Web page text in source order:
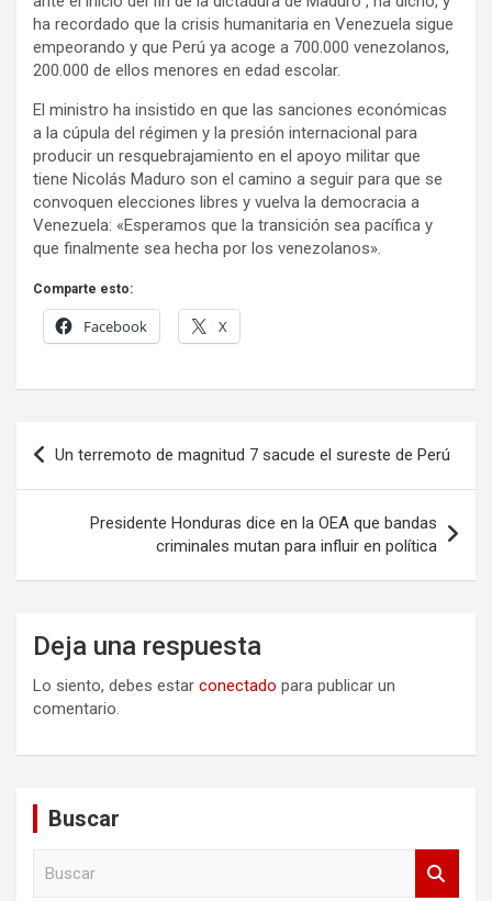
ha recordado que la crisis humanitaria en Venezuela sigue
empeorando y que Perú ya acoge a 700.000 venezolanos,
200.000 de ellos menores en edad escolar.
El ministro ha insistido en que las sanciones económicas
a la cúpula del régimen y la presión internacional para
producir un resquebrajamiento en el apoyo militar que
tiene Nicolás Maduro son el camino a seguir para que se
convoquen elecciones libres y vuelva la democracia a
Venezuela: «Esperamos que la transición sea pacífica y
que finalmente sea hecha por los venezolanos».
Comparte esto:
Facebook X
Navegación
de
entradas
Un terremoto de magnitud 7 sacude el sureste de Perú
Presidente Honduras dice en la OEA que bandas
criminales mutan para influir en política
Deja una respuesta
Lo siento, debes estar conectado para publicar un
comentario.
Buscar